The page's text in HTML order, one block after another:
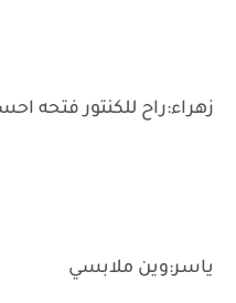
زهراء:راح للكنتور فتحه
ياسر:وين ملابسي